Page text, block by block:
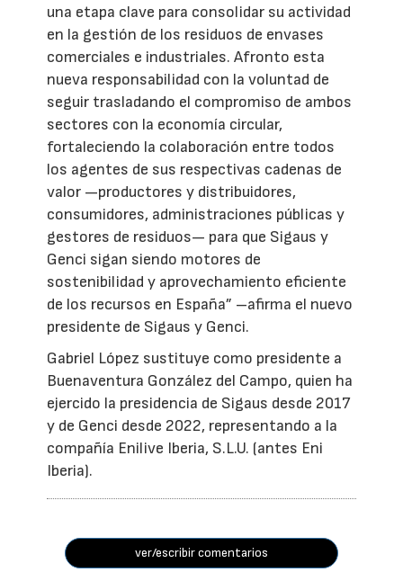
una etapa clave para consolidar su actividad
en la gestión de los residuos de envases
comerciales e industriales. Afronto esta
nueva responsabilidad con la voluntad de
seguir trasladando el compromiso de ambos
sectores con la economía circular,
fortaleciendo la colaboración entre todos
los agentes de sus respectivas cadenas de
valor —productores y distribuidores,
consumidores, administraciones públicas y
gestores de residuos— para que Sigaus y
Genci sigan siendo motores de
sostenibilidad y aprovechamiento eficiente
de los recursos en España” –afirma el nuevo
presidente de Sigaus y Genci.
Gabriel López sustituye como presidente a
Buenaventura González del Campo, quien ha
ejercido la presidencia de Sigaus desde 2017
y de Genci desde 2022, representando a la
compañía Enilive Iberia, S.L.U. (antes Eni
Iberia).
ver/escribir comentarios